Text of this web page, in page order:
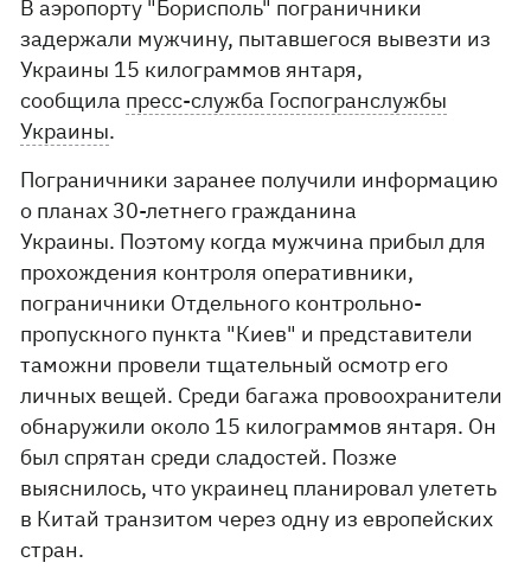
В аэропорту "Борисполь" пограничники
задержали мужчину, пытавшегося вывезти из
Украины 15 килограммов янтаря,
сообщила пресс-служба Госпогранслужбы
Украины.
Пограничники заранее получили информацию
о планах 30-летнего гражданина
Украины. Поэтому когда мужчина прибыл для
прохождения контроля оперативники,
пограничники Отдельного контрольно-
пропускного пункта "Киев" и представители
таможни провели тщательный осмотр его
личных вещей. Среди багажа провоохранители
обнаружили около 15 килограммов янтаря. Он
был спрятан среди сладостей. Позже
выяснилось, что украинец планировал улететь
в Китай транзитом через одну из европейских
стран.